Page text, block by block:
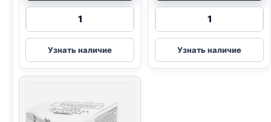
Количество
Капли
глазные
Анандин
Узнать наличие
Количество
Капли
глазные
д/
Узнать наличие